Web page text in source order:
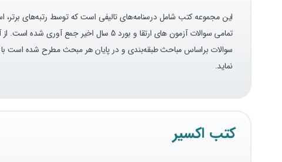
این مجموعه کتب شامل درسنامه‌های تالیفی است که توسط رتبه‌های
تمامی سوالات آزمون های ارتقا و بورد 5
سوالات براساس مباحث طبقه‌بندی و در پایان هر مبحث مطرح شده است با
نماید.
کتب اکسیر